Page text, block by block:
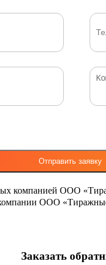
компанией ООО
ООО
Заказать